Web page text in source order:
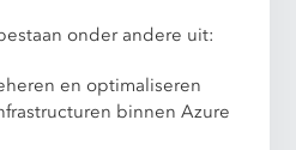
onder andere uit:
en optimaliseren
binnen Azure